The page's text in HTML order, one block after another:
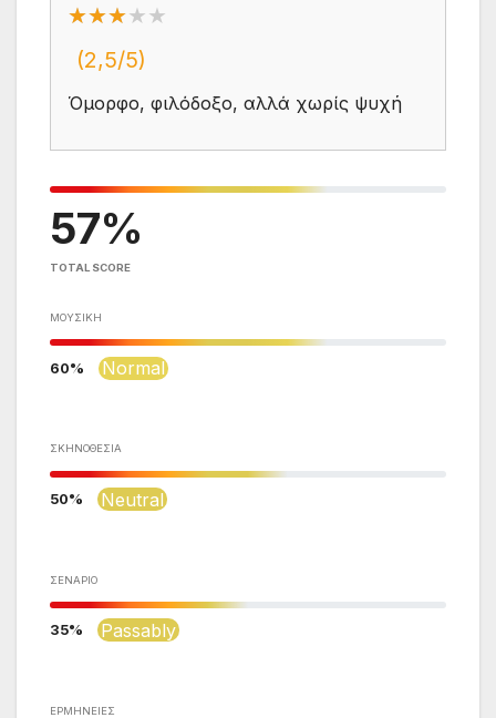
★★★
★★★★★
(2,5/5)
Όμορφο, φιλόδοξο, αλλά χωρίς ψυχή
57
TOTAL SCORE
ΜΟΥΣΙΚΉ
60 Normal
ΣΚΗΝΟΘΕΣΊΑ
50 Neutral
ΣΕΝΆΡΙΟ
35 Passably
ΕΡΜΗΝΕΊΕΣ